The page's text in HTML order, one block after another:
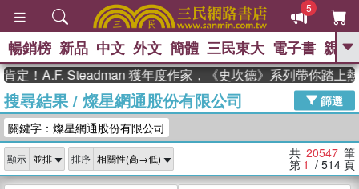
5
GO
熱搜： 東野圭吾 、 高希均教授回憶錄
、 The Odyssey 、 父親節 、 花開錦
繡
李登輝時代 、 數學女孩：黎曼猜想
、
如果歷史是一
群喵 、 臺灣漫遊錄
暢銷榜 新品 中文 外文 簡體 三民東大 電子書 親子
Steadman 獲年度作家，《史坎德》系列帶你踏上熱血奇
搜尋結果/ 燦星網通股份有限公司
篩選
關鍵字：燦星網通股份有限公司
顯示 排序 共 20547 筆
第 1 / 514 頁